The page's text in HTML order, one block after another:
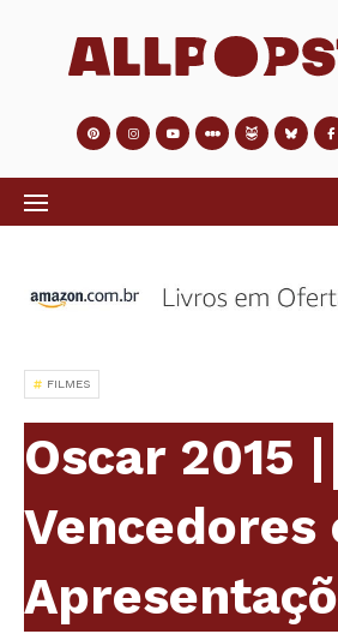
FILMES
Oscar 2015 |
Vencedores